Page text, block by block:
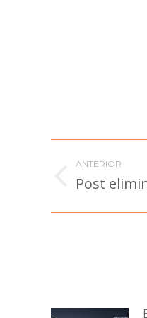
entre
ANTERIOR
Publicación
Post